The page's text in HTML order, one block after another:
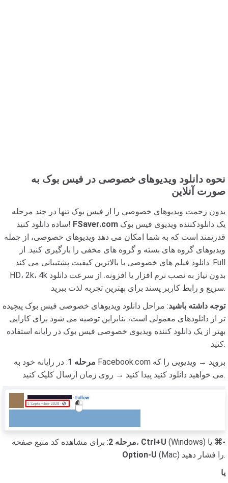
نحوه دانلود ویدیوهای خصوصی در فیس بوک به
صورت آنلاین
بدون زحمت ویدیوهای خصوصی را از فیس بوک تنها در چند مرحله
ساده دانلود کنید! FSaver.com
قدرتمند است که به شما امکان می دهد ویدیوهای خصوصی، از جمله
ویدیوهای گروه های بسته و گروه های مخفی را بارگیری کنید. از
دانلود فیلم های خصوصی با بالاترین کیفیت پشتیبانی می کند: Full
HD، 2k، 4k بدون نیاز به نصب نرم افزار یا افزونه. از سرعت دانلود
سریع و رابط کاربر پسند برای بهترین تجربه لذت ببرید.
توجه داشته باشید: مراحل دانلود ویدیوهای خصوصی فیس بوک پیچیده
تر از دانلودهای معمولی است، بنابراین توصیه می شود برای کارایی
بهتر از یک دانلود کننده ویدیوی خصوصی فیس بوک در رایانه استفاده
کنید.
مرحله 1
: در رایانه خود به Facebook.com بروید → ویدیویی را که
می خواهید دانلود کنید پیدا کنید → روی زمان ارسال کلیک کنید.
مرحله 2: برای مشاهده کد منبع صفحه، Ctrl+U
⌘-
Option-U
(Mac) را فشار دهید.
یا